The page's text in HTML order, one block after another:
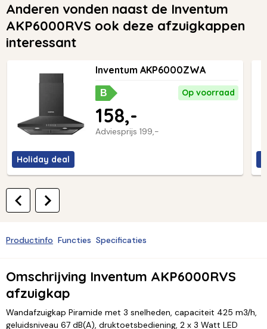
Anderen vonden naast de Inventum
AKP6000RVS ook deze afzuigkappen
interessant
Holiday deal
Inventum AKP6000ZWA
B Op voorraad
Adviesprijs 199,-
158,-
Productinfo Functies Specificaties
Omschrijving Inventum AKP6000RVS
afzuigkap
Wandafzuigkap Piramide met 3 snelheden, capaciteit 425 m3/h,
geluidsniveau 67 dB(A), druktoetsbediening, 2 x 3 Watt LED